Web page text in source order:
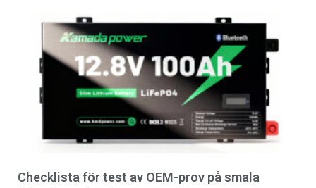
Checklista för test av OEM-prov på smala